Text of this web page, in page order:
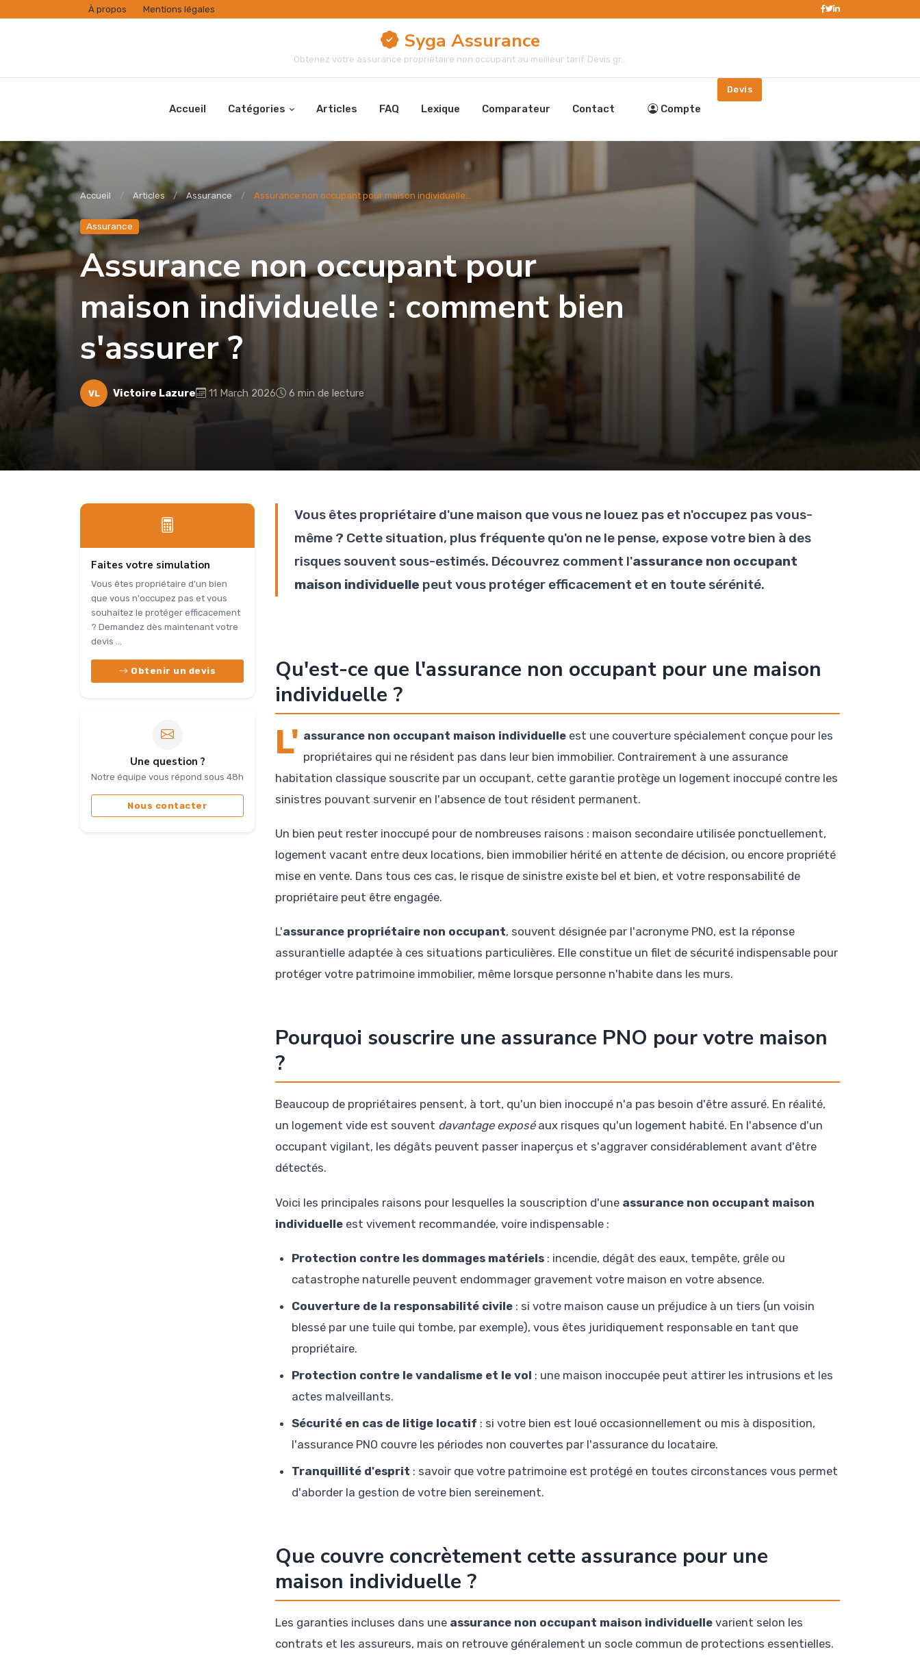
À propos Mentions légales
Syga Assurance
Obtenez votre assurance propriétaire non occupant au meilleur tarif. Devis gr...
Accueil Catégories Articles FAQ Lexique Comparateur Contact Compte
Devis
Accueil Articles Assurance Assurance non occupant pour maison individuelle...
Assurance
Assurance non occupant pour
maison individuelle : comment bien
s'assurer ?
VL Victoire Lazure 11 March 2026 6 min de lecture
Faites votre simulation
Vous êtes propriétaire d'un bien
que vous n'occupez pas et vous
souhaitez le protéger efficacement
? Demandez dès maintenant votre
devis ...
Obtenir un devis
Une question ?
Notre équipe vous répond sous 48h
Nous contacter
Vous êtes propriétaire d'une maison que vous ne louez pas et n'occupez pas vous-
même ? Cette situation, plus fréquente qu'on ne le pense, expose votre bien à des
risques souvent sous-estimés. Découvrez comment l'assurance non occupant
maison individuelle peut vous protéger efficacement et en toute sérénité.
Qu'est-ce que l'assurance non occupant pour une maison
individuelle ?
L' assurance non occupant maison individuelle est une couverture spécialement conçue pour les
propriétaires qui ne résident pas dans leur bien immobilier. Contrairement à une assurance
habitation classique souscrite par un occupant, cette garantie protège un logement inoccupé contre les
sinistres pouvant survenir en l'absence de tout résident permanent.
Un bien peut rester inoccupé pour de nombreuses raisons : maison secondaire utilisée ponctuellement,
logement vacant entre deux locations, bien immobilier hérité en attente de décision, ou encore propriété
mise en vente. Dans tous ces cas, le risque de sinistre existe bel et bien, et votre responsabilité de
propriétaire peut être engagée.
L'assurance propriétaire non occupant, souvent désignée par l'acronyme PNO, est la réponse
assurantielle adaptée à ces situations particulières. Elle constitue un filet de sécurité indispensable pour
protéger votre patrimoine immobilier, même lorsque personne n'habite dans les murs.
Pourquoi souscrire une assurance PNO pour votre maison
?
Beaucoup de propriétaires pensent, à tort, qu'un bien inoccupé n'a pas besoin d'être assuré. En réalité,
un logement vide est souvent davantage exposéaux risques qu'un logement habité. En l'absence d'un
occupant vigilant, les dégâts peuvent passer inaperçus et s'aggraver considérablement avant d'être
détectés.
Voici les principales raisons pour lesquelles la souscription d'une assurance non occupant maison
individuelle est vivement recommandée, voire indispensable :
Protection contre les dommages matériels : incendie, dégât des eaux, tempête, grêle ou
catastrophe naturelle peuvent endommager gravement votre maison en votre absence.
Couverture de la responsabilité civile : si votre maison cause un préjudice à un tiers (un voisin
blessé par une tuile qui tombe, par exemple), vous êtes juridiquement responsable en tant que
propriétaire.
Protection contre le vandalisme et le vol : une maison inoccupée peut attirer les intrusions et les
actes malveillants.
Sécurité en cas de litige locatif : si votre bien est loué occasionnellement ou mis à disposition,
l'assurance PNO couvre les périodes non couvertes par l'assurance du locataire.
Tranquillité d'esprit : savoir que votre patrimoine est protégé en toutes circonstances vous permet
d'aborder la gestion de votre bien sereinement.
Que couvre concrètement cette assurance pour une
maison individuelle ?
Les garanties incluses dans une assurance non occupant maison individuelle varient selon les
contrats et les assureurs, mais on retrouve généralement un socle commun de protections essentielles.